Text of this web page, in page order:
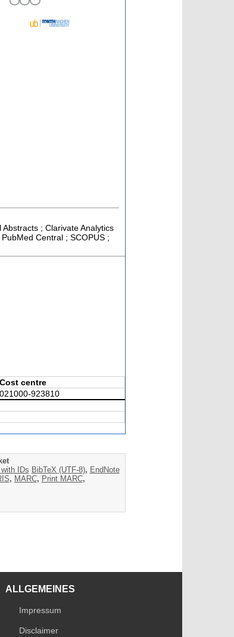
; Clarivate Analytics
Central ; SCOPUS ;
Cost centre
021000-923810
IDs BibTeX (UTF-8), EndNote
, MARC, Print MARC,
ALLGEMEINES
Impressum
Disclaimer